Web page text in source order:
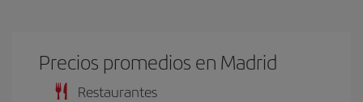
Precios promedios en Madrid
Restaurantes